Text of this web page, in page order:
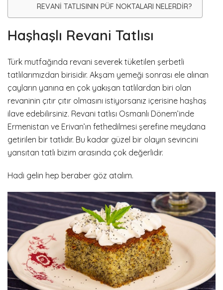
REVANİ TATLISININ PÜF NOKTALARI NELERDİR?
Haşhaşlı Revani Tatlısı
Türk mutfağında revani severek tüketilen şerbetli
tatlılarımızdan birisidir. Akşam yemeği sonrası ele alınan
çayların yanına en çok yakışan tatlılardan biri olan
revaninin çıtır çıtır olmasını istiyorsanız içerisine haşhaş
ilave edebilirsiniz. Revani tatlısı Osmanlı Dönem’inde
Ermenistan ve Erivan’ın fethedilmesi şerefine meydana
getirilen bir tatlıdır. Bu kadar güzel bir olayın sevincini
yansıtan tatlı bizim arasında çok değerlidir.
Hadi gelin hep beraber göz atalım.